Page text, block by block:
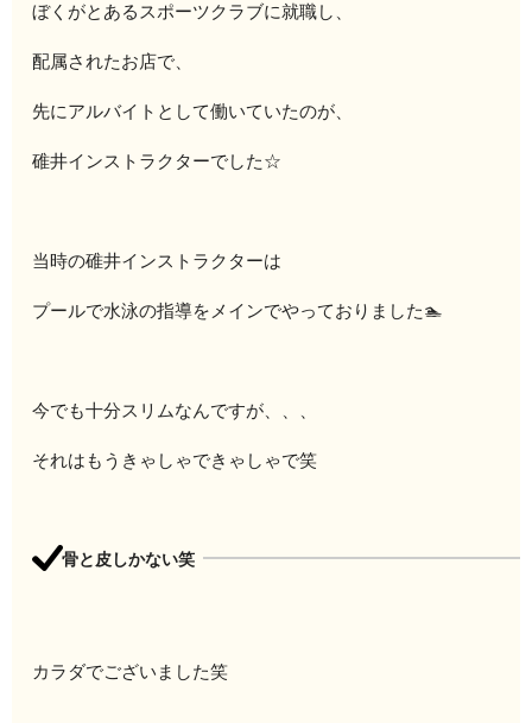
ぼくがとあるスポーツクラブに就職し、
配属されたお店で、
先にアルバイトとして働いていたのが、
碓井インストラクターでした☆
当時の碓井インストラクターは
プールで水泳の指導をメインでやっておりました🏊
今でも十分スリムなんですが、、、
それはもうきゃしゃできゃしゃで笑
骨と皮しかない笑
カラダでございました笑